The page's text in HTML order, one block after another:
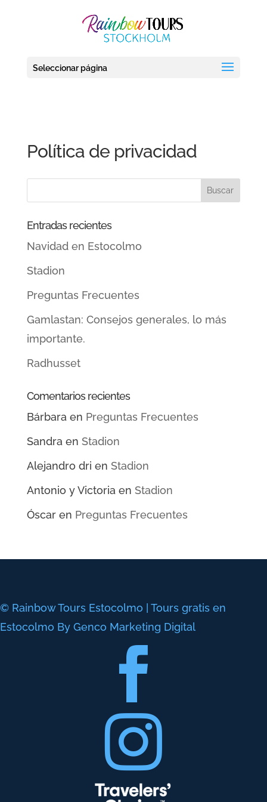
Seleccionar página
Política de privacidad
Entradas recientes
Navidad en Estocolmo
Stadion
Preguntas Frecuentes
Gamlastan: Consejos generales, lo más
importante.
Radhusset
Comentarios recientes
Bárbara en Preguntas Frecuentes
Sandra en Stadion
Alejandro dri en Stadion
Antonio y Victoria en Stadion
Óscaren Preguntas Frecuentes
© Rainbow Tours Estocolmo | Tours gratis en
Estocolmo By Genco Marketing Digital

